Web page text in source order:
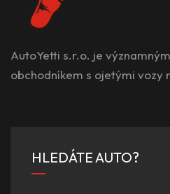
AutoYetti s.r.o. je
obchodníkem s ojetými vozy
HLEDÁTE AUTO?